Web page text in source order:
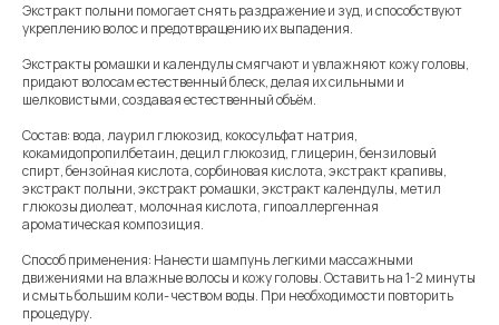
Экстракт полыни помогает снять раздражение и зуд, и способствуют
укреплению волос и предотвращению их выпадения.
Экстракты ромашки и календулы смягчают и увлажняют кожу головы,
придают волосам естественный блеск, делая их сильными и
шелковистыми, создавая естественный объём.
Состав: вода, лаурил глюкозид, кокосульфат натрия,
кокамидопропилбетаин, децил глюкозид, глицерин, бензиловый
спирт, бензойная кислота, сорбиновая кислота, экстракт крапивы,
экстракт полыни, экстракт ромашки, экстракт календулы, метил
глюкозы диолеат, молочная кислота, гипоаллергенная
ароматическая композиция.
Способ применения: Нанести шампунь легкими массажными
движениями на влажные волосы и кожу головы. Оставить на 1-2 минуты
и смыть большим коли- чеством воды. При необходимости повторить
процедуру.